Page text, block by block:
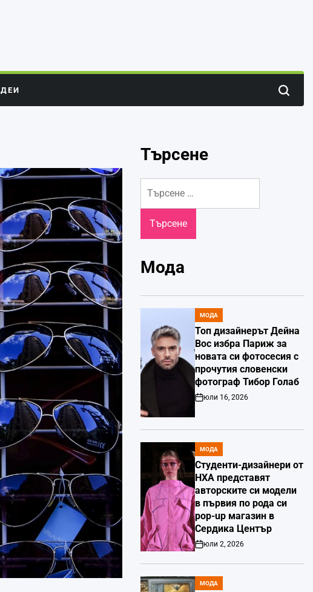
Search
Търсене
за:
Мода
POSTED
IN
МОДА
Топ дизайнерът Дейна
Вос избра Париж за
новата си фотосесия с
прочутия словенски
фотограф Тибор Голаб
Post
юли 16, 2026
POSTED
IN
МОДА
Студенти-дизайнери от
НХА представят
авторските си модели
в първия по рода си
pop-up магазин в
Сердика Център
Post
юли 2, 2026
POSTED
МОДА